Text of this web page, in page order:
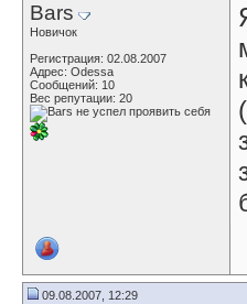
Bars
Новичок
Регистрация: 02.08.2007
Адрес: Odessa
Сообщений: 10
Вес репутации: 20
09.08.2007, 12:29